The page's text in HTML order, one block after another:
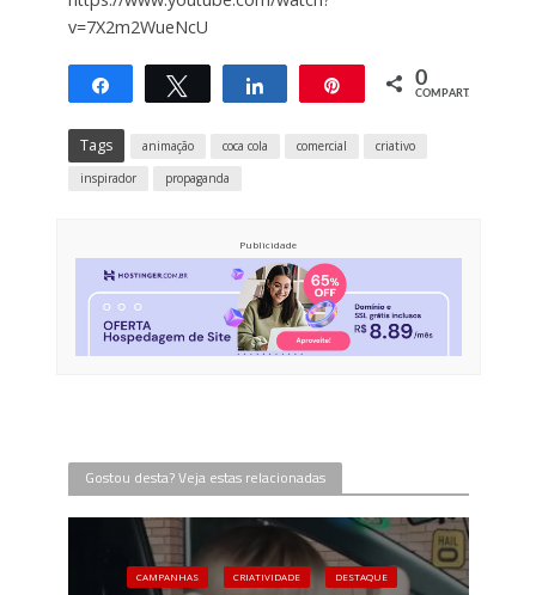
v=7X2m2WueNcU
CompartilharTwittar Compartilhar 0
COMPART.
Tags animação coca cola comercial
criativo
inspirador
propaganda
Publicidade
Gostou desta? Veja estas relacionadas
CAMPANHAS CRIATIVIDADE DESTAQUE